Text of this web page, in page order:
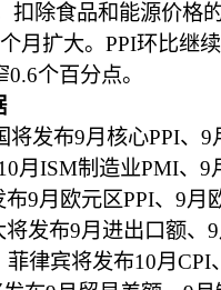
扣除食品和能源价格
月扩大。PPI环比继
个百分点。
发布9月核心PPI、9
月ISM制造业PMI、9
9月欧元区PPI、9月
发布9月进出口额、
律宾将发布10月CPI